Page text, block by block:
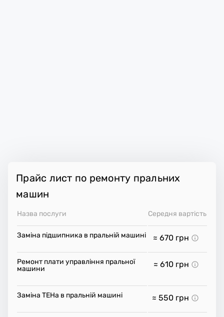
Прайс лист по ремонту пральних
машин
Назва послуги Середня вартість
Заміна підшипника в пральній машині ≈ 670 грн
Ремонт плати управління пральної
машини
≈ 610 грн
Заміна ТЕНа в пральній машині ≈ 550 грн